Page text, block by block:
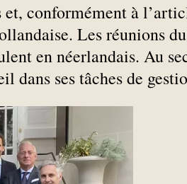
conformément à
Les réunions
en néerlandais. Au
dans ses tâches de